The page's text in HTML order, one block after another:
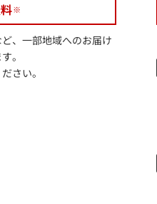
、一部地域へのお届け
。
さい。